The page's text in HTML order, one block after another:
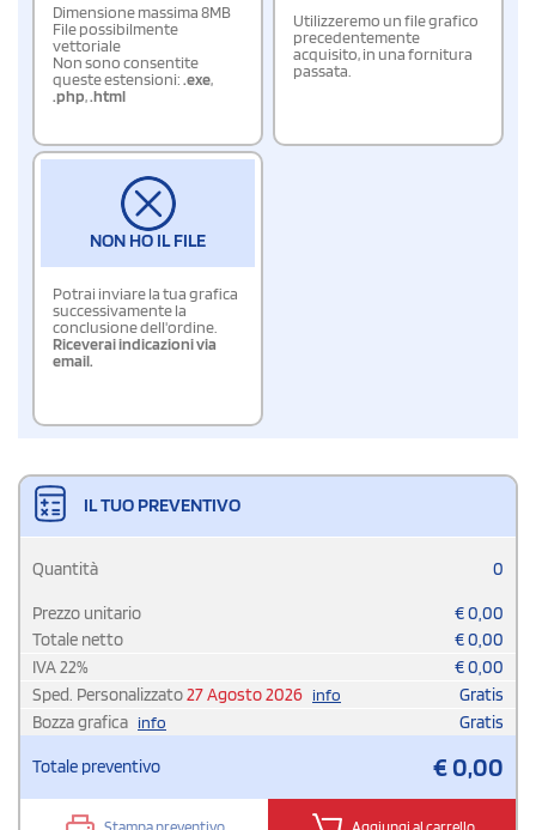
Dimensione massima 8MB
File possibilmente
vettoriale
Non sono consentite
queste estensioni:.exe,
.php,.html
Utilizzeremo un file grafico
precedentemente
acquisito, in una fornitura
passata.
NON HO IL FILE
Potrai inviare la tua grafica
successivamente la
conclusione dell'ordine.
Riceverai indicazioni via
email.
IL TUO PREVENTIVO
Quantità 0
Prezzo unitario €0,00
Totale netto
€0,00
IVA22% €0,00
Sped. Personalizzato27 Agosto 2026 info
Gratis
Bozza grafica info Gratis
Totale preventivo €0,00